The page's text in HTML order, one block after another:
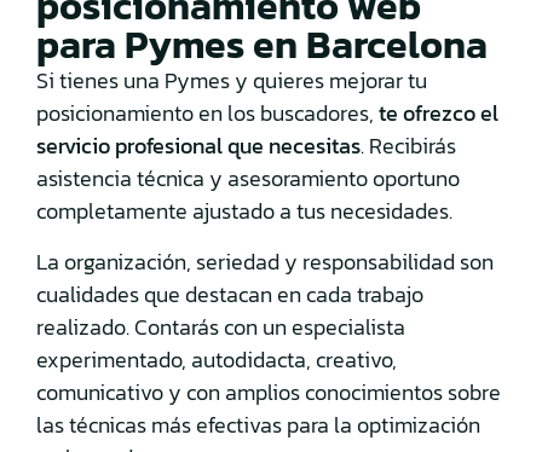
para Pymes en Barcelona
Si tienes una Pymes y quieres mejorar tu
posicionamiento en los buscadores,te ofrezco el
servicio profesional que necesitas. Recibirás
asistencia técnica y asesoramiento oportuno
completamente ajustado a tus necesidades.
La organización, seriedad y responsabilidad son
cualidades que destacan en cada trabajo
realizado. Contarás con un especialista
experimentado, autodidacta, creativo,
comunicativo y con amplios conocimientos sobre
las técnicas más efectivas para la optimización